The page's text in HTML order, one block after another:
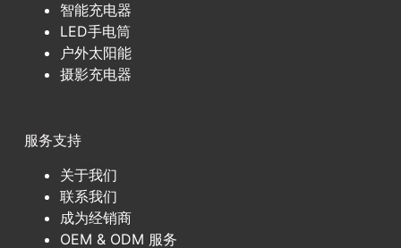
智能充电器
LED手电筒
户外太阳能
摄影充电器
服务支持
关于我们
联系我们
成为经销商
OEM & ODM 服务